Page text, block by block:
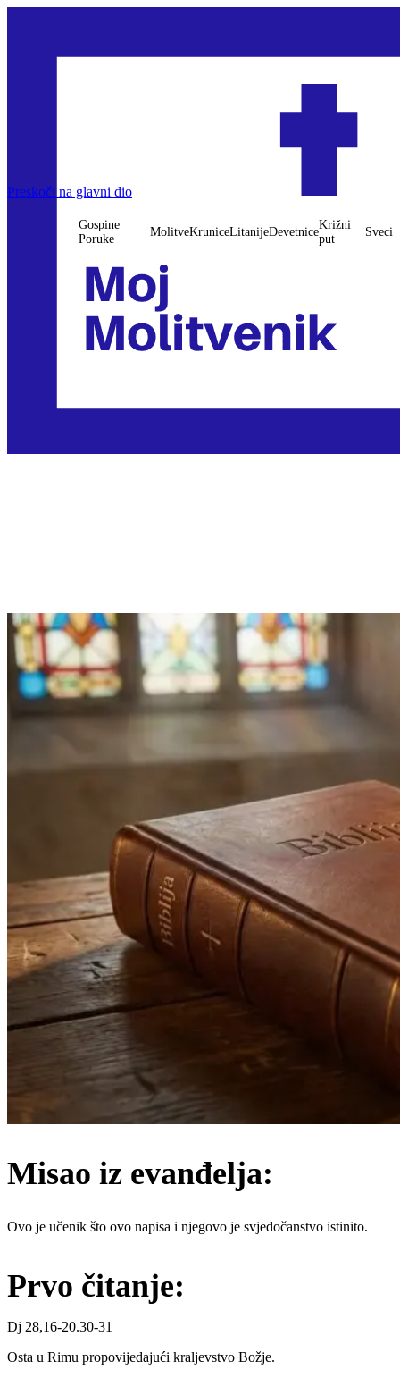
Preskoči na glavni dioGospine Poruke
Krunice
Litanije
Devetnice
Sveci
Misao iz evanđelja:
Ovo je učenik što ovo napisa i njegovo je svjedočanstvo istinito.
Prvo čitanje:
Dj 28,16-20.30-31
Osta u Rimu propovijedajući kraljevstvo Božje.